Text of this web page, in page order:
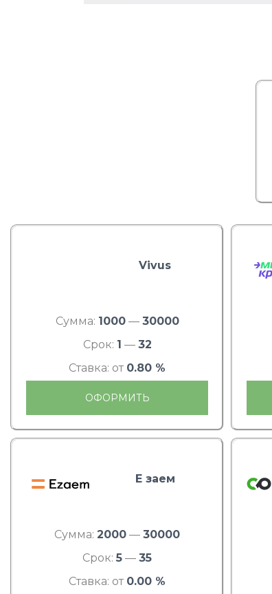
Vivus
Сумма: 1000— 30000
Срок: 1 — 32
Ставка: от 0.80 %
ОФОРМИТЬ
Е заем
Сумма: 2000 — 30000
Срок: 5 — 35
Ставка: от 0.00 %